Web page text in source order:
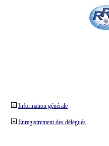
Information générale
Enregistrement des délégués